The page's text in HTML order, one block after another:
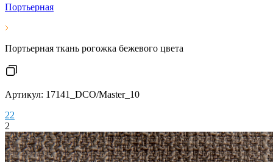
Портьерная
Портьерная ткань рогожка бежевого цвета
Артикул: 17141_DCO/Master_10
22
2